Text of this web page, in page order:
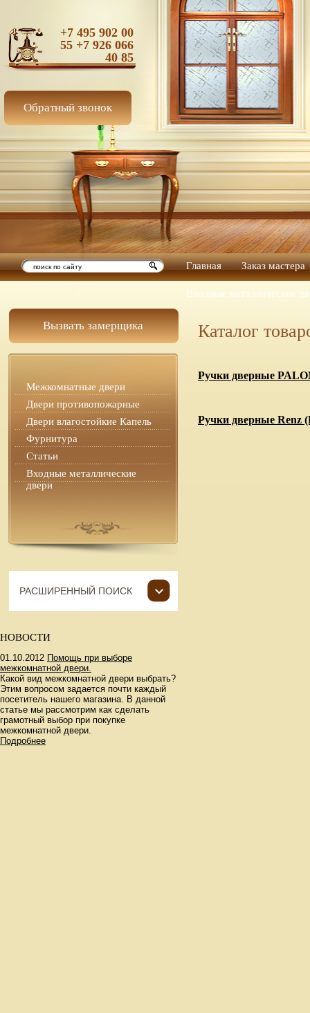
Обратный звонок
+7 495 902 00
55 +7 926 066
40 85
Главная Заказ мастера
Входные металлические
Каталог
Ручки дверные
Ручки дверные Renz
Вызвать замерщика
Межкомнатные двери
Двери противопожарные
Двери влагостойкие Капель
Фурнитура
Статьи
Входные металлические
РАСШИРЕННЫЙ ПОИСК
НОВОСТИ
01.10.2012 Помощь при выборе
межкомнатной двери.
Какой вид межкомнатной двери выбрать?
Этим вопросом задается почти каждый
посетитель нашего магазина. В данной
статье мы рассмотрим как сделать
грамотный выбор при покупке
межкомнатной двери.
Подробнее